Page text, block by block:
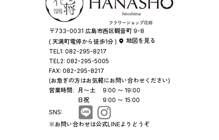
〒733-0031 広島市西区観音町 9-8
( 天満町電停から徒歩1分 )
地図を見る
TEL1: 082-295-8217
TEL2: 082-295-5005
FAX: 082-295-8217
(お急ぎの方はお気軽にお問い合わせください)
営業時間:
月〜土
9:00 〜 19:00
日祝
9:00 〜 15:00
SNS:
※お問い合わせは公式LINEよりどうぞ